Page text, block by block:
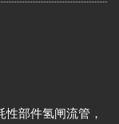
部件氢闸流管，